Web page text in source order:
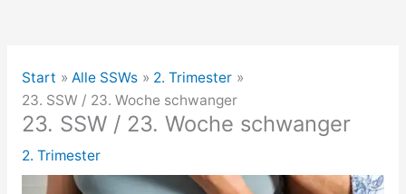
Start Alle SSWs
2. Trimester
23. SSW / 23. Woche schwanger
23. SSW / 23. Woche schwanger
2. Trimester